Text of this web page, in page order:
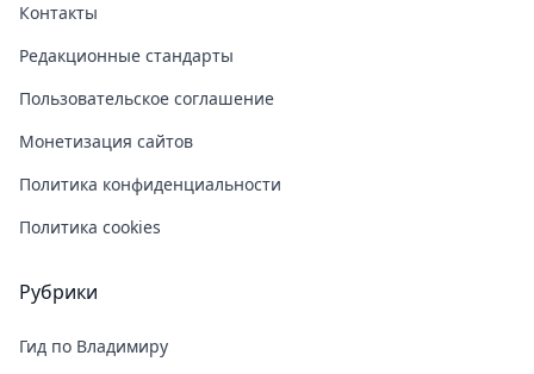
Контакты
Редакционные стандарты
Пользовательское соглашение
Монетизация сайтов
Политика конфиденциальности
Политика cookies
Рубрики
Гид по Владимиру